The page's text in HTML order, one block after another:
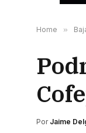
Home »
Por Jaime